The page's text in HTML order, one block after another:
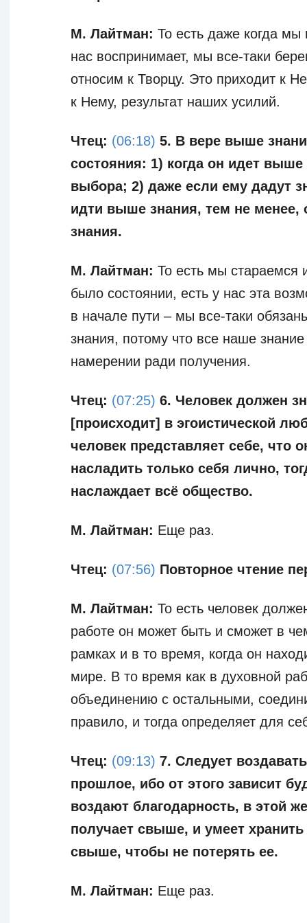
М. Лайтман: То есть даже когда мы
нас воспринимает, мы все-таки
относим к Творцу. Это приходит к
к Нему, результат наших усилий.
Чтец: (06:18) 5. В вере выше
состояния: 1) когда он идет выше
выбора; 2) даже если ему дадут
идти выше знания, тем не
знания.
М. Лайтман: То есть мы стараемся
было состоянии, есть у нас эта
в начале пути – мы все-таки
знания, потому что все наше
намерении ради получения.
Чтец: (07:25) 6. Человек должен
[происходит] в эгоистической
человек представляет себе, что
насладить только себя лично,
наслаждает всё общество.
М. Лайтман: Еще раз.
Чтец: (07:56) Повторное чтение
М. Лайтман: То есть человек
работе он может быть и сможет в
рамках и в то время, когда он
мире. В то время как в духовной
объединению с остальными,
правило, и тогда определяет для
Чтец: (09:13) 7. Следует
прошлое, ибо от этого зависит
воздают благодарность, в этой
получает свыше, и умеет
свыше, чтобы не потерять ее.
М. Лайтман: Еще раз.